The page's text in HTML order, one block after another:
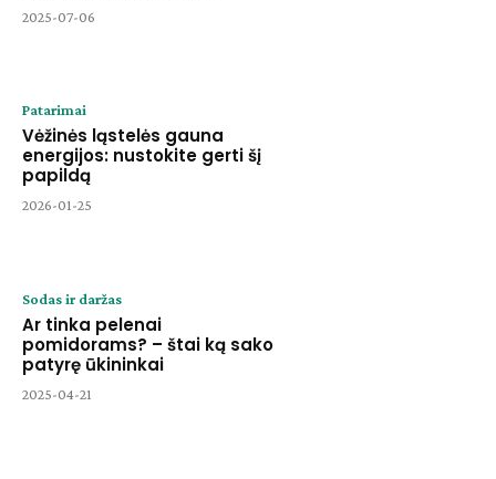
2025-07-06
Patarimai
Vėžinės ląstelės gauna
energijos: nustokite gerti šį
papildą
2026-01-25
Sodas ir daržas
Ar tinka pelenai
pomidorams? – štai ką sako
patyrę ūkininkai
2025-04-21